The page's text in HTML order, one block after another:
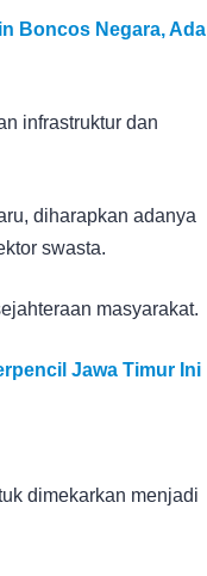
Boncos Negara, Ada
infrastruktur dan
diharapkan adanya
swasta.
masyarakat.
Jawa Timur Ini
dimekarkan menjadi